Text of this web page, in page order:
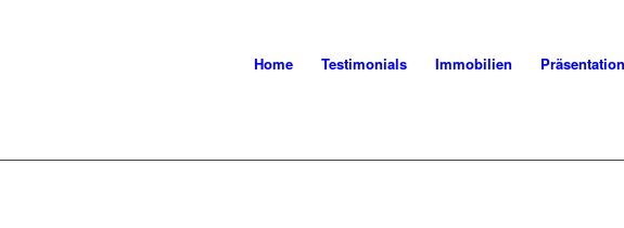
Home Testimonials Immobilien Präsentation